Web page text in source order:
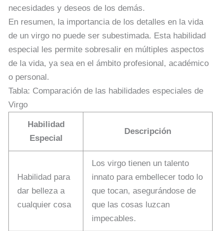
necesidades y deseos de los demás.
En resumen, la importancia de los detalles en la vida
de un virgo no puede ser subestimada. Esta habilidad
especial les permite sobresalir en múltiples aspectos
de la vida, ya sea en el ámbito profesional, académico
o personal.
Tabla: Comparación de las habilidades especiales de
Virgo
Habilidad
Especial
Descripción
Habilidad para
dar belleza a
cualquier cosa
Los virgo tienen un talento
innato para embellecer todo lo
que tocan, asegurándose de
que las cosas luzcan
impecables.